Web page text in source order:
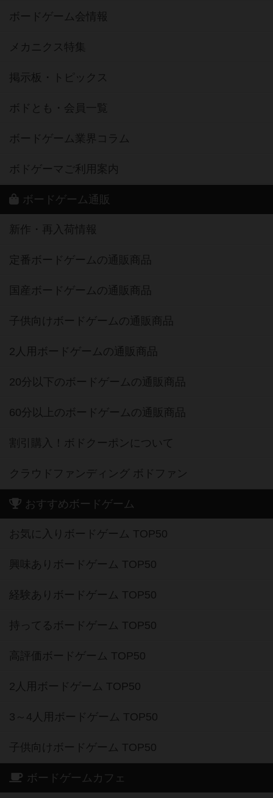
ボードゲーム会情報
メカニクス特集
掲示板・トピックス
ボドとも・会員一覧
ボードゲーム業界コラム
ボドゲーマご利用案内
ボードゲーム通販
新作・再入荷情報
定番ボードゲームの通販商品
国産ボードゲームの通販商品
子供向けボードゲームの通販商品
2人用ボードゲームの通販商品
20分以下のボードゲームの通販商品
60分以上のボードゲームの通販商品
割引購入！ボドクーポンについて
クラウドファンディング ボドファン
おすすめボードゲーム
お気に入りボードゲーム TOP50
興味ありボードゲーム TOP50
経験ありボードゲーム TOP50
持ってるボードゲーム TOP50
高評価ボードゲーム TOP50
2人用ボードゲーム TOP50
3～4人用ボードゲーム TOP50
子供向けボードゲーム TOP50
ボードゲームカフェ